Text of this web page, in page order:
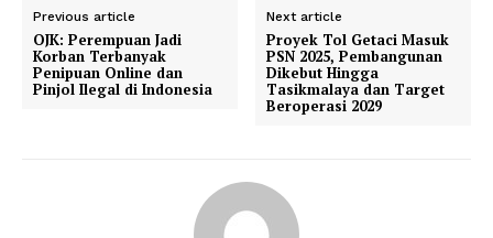
Previous article
OJK: Perempuan Jadi
Korban Terbanyak
Penipuan Online dan
Pinjol Ilegal di Indonesia
Next article
Proyek Tol Getaci Masuk
PSN 2025, Pembangunan
Dikebut Hingga
Tasikmalaya dan Target
Beroperasi 2029